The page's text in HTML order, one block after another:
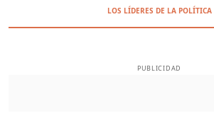
LOS LÍDERES DE LA POLÍTICA
PUBLICIDAD